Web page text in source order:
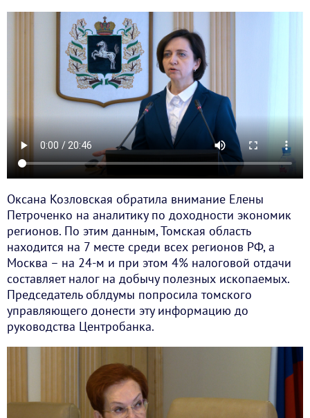
Оксана Козловская обратила внимание Елены
Петроченко на аналитику по доходности экономик
регионов. По этим данным, Томская область
находится на 7 месте среди всех регионов РФ, а
Москва – на 24-м и при этом 4% налоговой отдачи
составляет налог на добычу полезных ископаемых.
Председатель облдумы попросила томского
управляющего донести эту информацию до
руководства Центробанка.